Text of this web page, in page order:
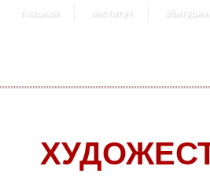
главная институт